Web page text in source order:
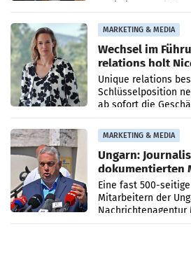
MARKETING & MEDIA
Wechsel im
relations holt
Geschäftsleitung
Unique relations
Schlüsselposition
ab sofort die
PR-Agentur an der
Anna Kalina-Mahr.
MARKETING & MEDIA
Ungarn:
dokumentierten
Zensur
Eine fast 500-
Mitarbeitern der
Nachrichtenagentur
systematische